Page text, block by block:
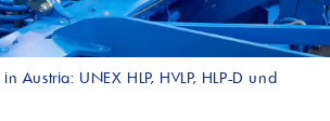
Austria: UNEX HLP, HVLP, HLP-D und